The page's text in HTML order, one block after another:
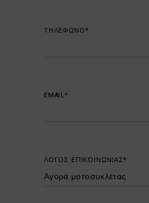
ΤΗΛΕΦΩΝΟ*
EMAIL*
ΛΟΓΟΣ ΕΠΙΚΟΙΝΩΝΙΑΣ*